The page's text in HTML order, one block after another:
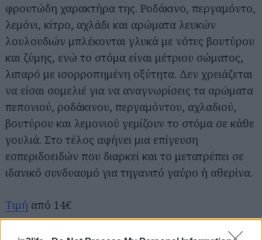
φρουτώδη χαρακτήρα της. Ροδάκινο, περγαμόντο,
λεμόνι, κίτρο, αχλάδι και αρώματα λευκών
λουλουδιών μπλέκονται γλυκά με νότες βουτύρου
και ζύμης, ενώ το στόμα είναι μέτριου σώματος,
λιπαρό με ισορροπημένη οξύτητα. Δεν χρειάζεται
να είσαι σομελιέ για να αναγνωρίσεις τα αρώματα
πεπονιού, ροδάκινου, περγαμόντου, αχλαδιού,
βουτύρου και λεμονιού γεμίζουν το στόμα σε κάθε
γουλιά. Στο τέλος αφήνει μια επίγευση
εσπεριδοειδών που διαρκεί και το μετατρέπει σε
ιδανικό συνδυασμό για τηγανιτό γαύρο ή αθερίνα.
Τιμή από 14€
Syrah Δρύσμπεϊ Vineyard 2021 Κτήμα